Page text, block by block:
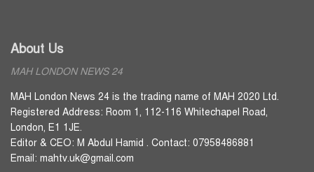
About Us
MAH LONDON NEWS 24
MAH London News 24 is the trading name of MAH 2020 Ltd.
Registered Address: Room 1, 112-116 Whitechapel Road,
London, E1 1JE.
Editor & CEO: M Abdul Hamid . Contact: 07958486881
Email: mahtv.uk@gmail.com